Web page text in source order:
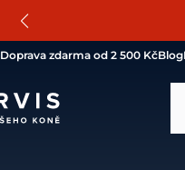
Doprava zdarma od 2 500 KčBlog